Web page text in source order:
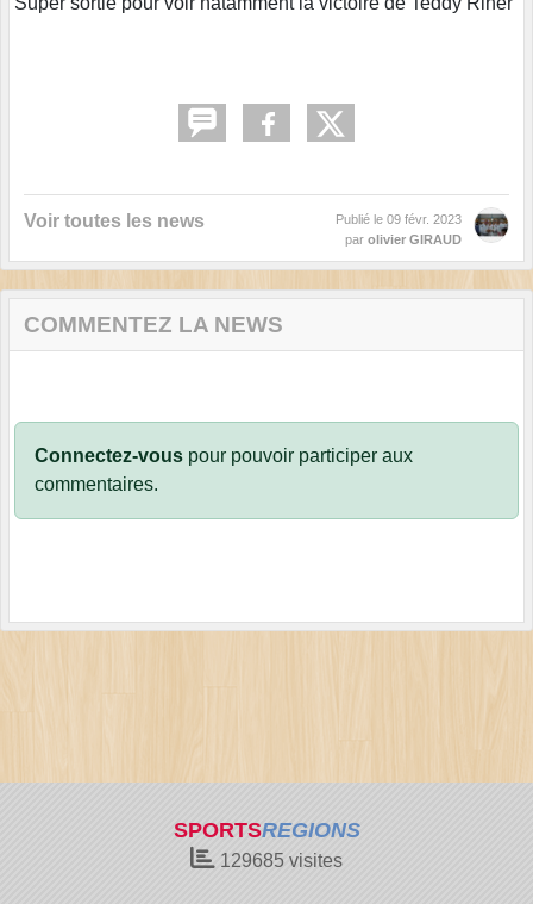
Voir toutes les news Publié le 09 févr. 2023
par olivier GIRAUD
COMMENTEZ LA NEWS
Connectez-vous pour pouvoir participer aux
commentaires.
SPORTSREGIONS
129685 visites